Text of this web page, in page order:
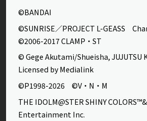
©BANDAI
©SUNRISE／PROJECT L-GEASS
©2006-2017 CLAMP・ST
© Gege Akutami/Shueisha, JUJUTSU
Licensed by Medialink
©P1998-2026 ©V・N・M
THE IDOLM@STER SHINY
Entertainment Inc.